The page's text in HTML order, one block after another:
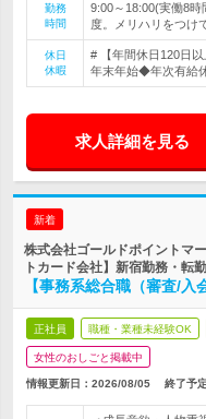
勤務
時間
9:00～18:00(実働8
度。メリハリをつけ
休日
休暇
# 【年間休日120日
年末年始◆年次有給
求人詳細を見る
新着
株式会社ゴールドポイントマ
トカード会社】新宿勤務・転
【事務系総合職（審査/入
正社員 職種・業種未経験OK
女性のおしごと掲載中
情報更新日：2026/08/05 終了予